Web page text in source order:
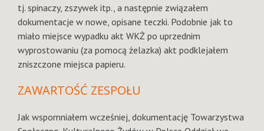
tj. spinaczy, zszywek itp., a następnie związałem
dokumentacje w nowe, opisane teczki. Podobnie jak to
miało miejsce wypadku akt WKŻ po uprzednim
wyprostowaniu (za pomocą żelazka) akt podklejałem
zniszczone miejsca papieru.
ZAWARTOŚĆ ZESPOŁU
Jak wspomniałem wcześniej, dokumentację Towarzystwa